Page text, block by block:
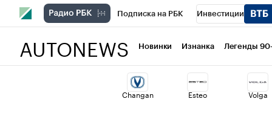
Подписка на РБК Инвестиции
Национальные проекты Город
Кредитные рейтинги Франшизы
AUTONEWS Новинки Изнанка Легенды
Changan Esteo Volga